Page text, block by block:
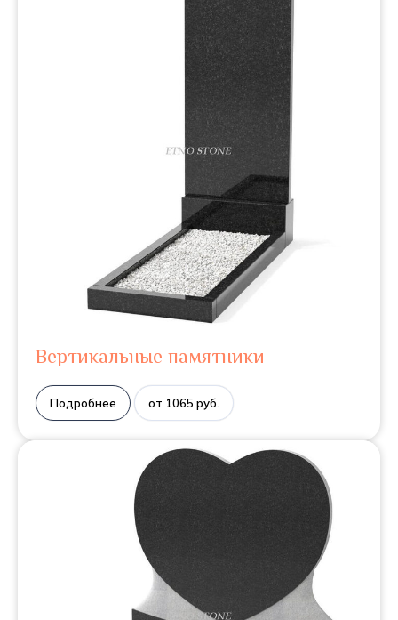
Вертикальные памятники
Подробнее от 1065 руб.